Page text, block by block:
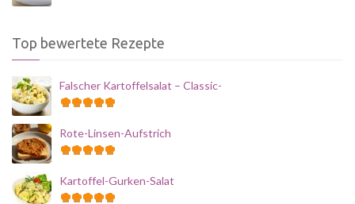
Top bewertete Rezepte
Falscher Kartoffelsalat – Classic-
Rote-Linsen-Aufstrich
Kartoffel-Gurken-Salat